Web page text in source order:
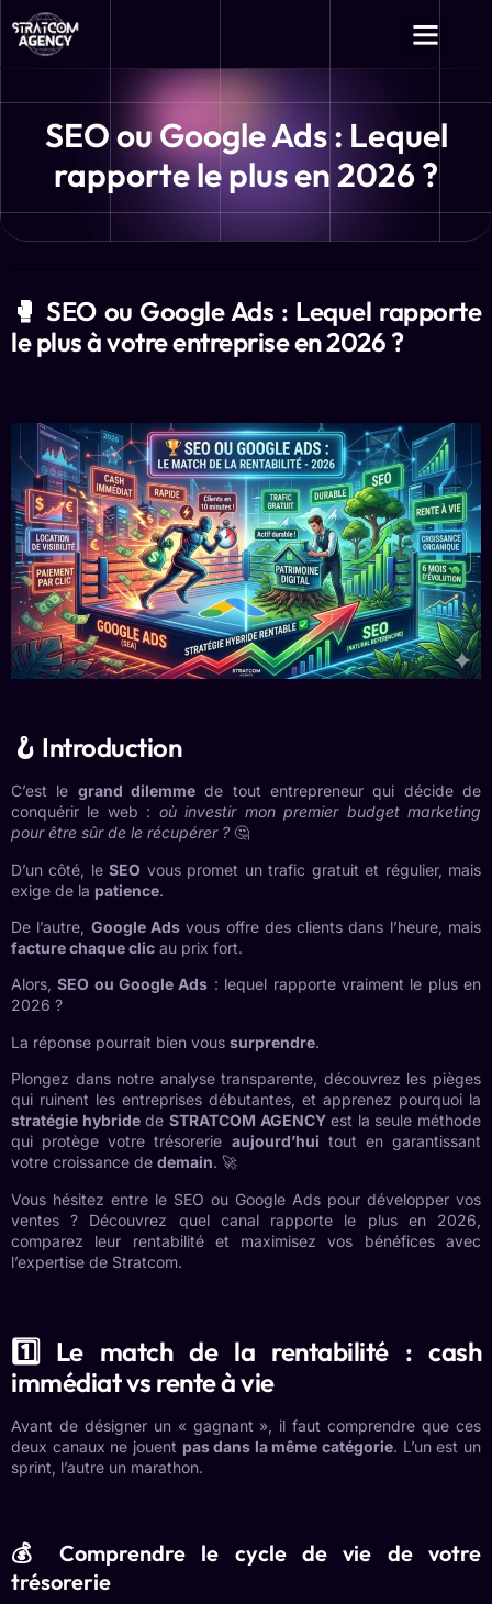
SEO ou Google Ads : Lequel
rapporte le plus en 2026 ?
🥊 SEO ou Google Ads : Lequel rapporte
le plus à votre entreprise en 2026 ?
🪝 Introduction
C’est le grand dilemme de tout entrepreneur qui décide de
conquérir le web : où investir mon premier budget marketing
pour être sûr de le récupérer ? 🤔
D’un côté, leSEO vous promet un trafic gratuit et régulier, mais
exige de la patience.
De l’autre, Google Adsvous offre des clients dans l’heure, mais
facture chaque clic au prix fort.
Alors,SEO ou Google Ads : lequel rapporte vraiment le plus en
2026 ?
La réponse pourrait bien vous surprendre.
Plongez dans notre analyse transparente, découvrez les pièges
qui ruinent les entreprises débutantes, et apprenez pourquoi la
stratégie hybridede STRATCOM AGENCYest la seule méthode
qui protège votre trésorerie aujourd’hui tout en garantissant
votre croissance de demain. 🚀
Vous hésitez entre le SEO ou Google Ads pour développer vos
ventes ? Découvrez quel canal rapporte le plus en 2026,
comparez leur rentabilité et maximisez vos bénéfices avec
l’expertise de Stratcom.
1️⃣ Le match de la rentabilité : cash
immédiat vs rente à vie
Avant de désigner un « gagnant », il faut comprendre que ces
deux canaux ne jouent pas dans la même catégorie. L’un est un
sprint, l’autre un marathon.
💰 Comprendre le cycle de vie de votre
trésorerie